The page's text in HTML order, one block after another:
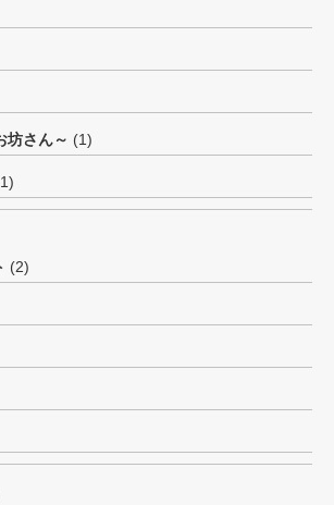
さん～ (1)
(2)